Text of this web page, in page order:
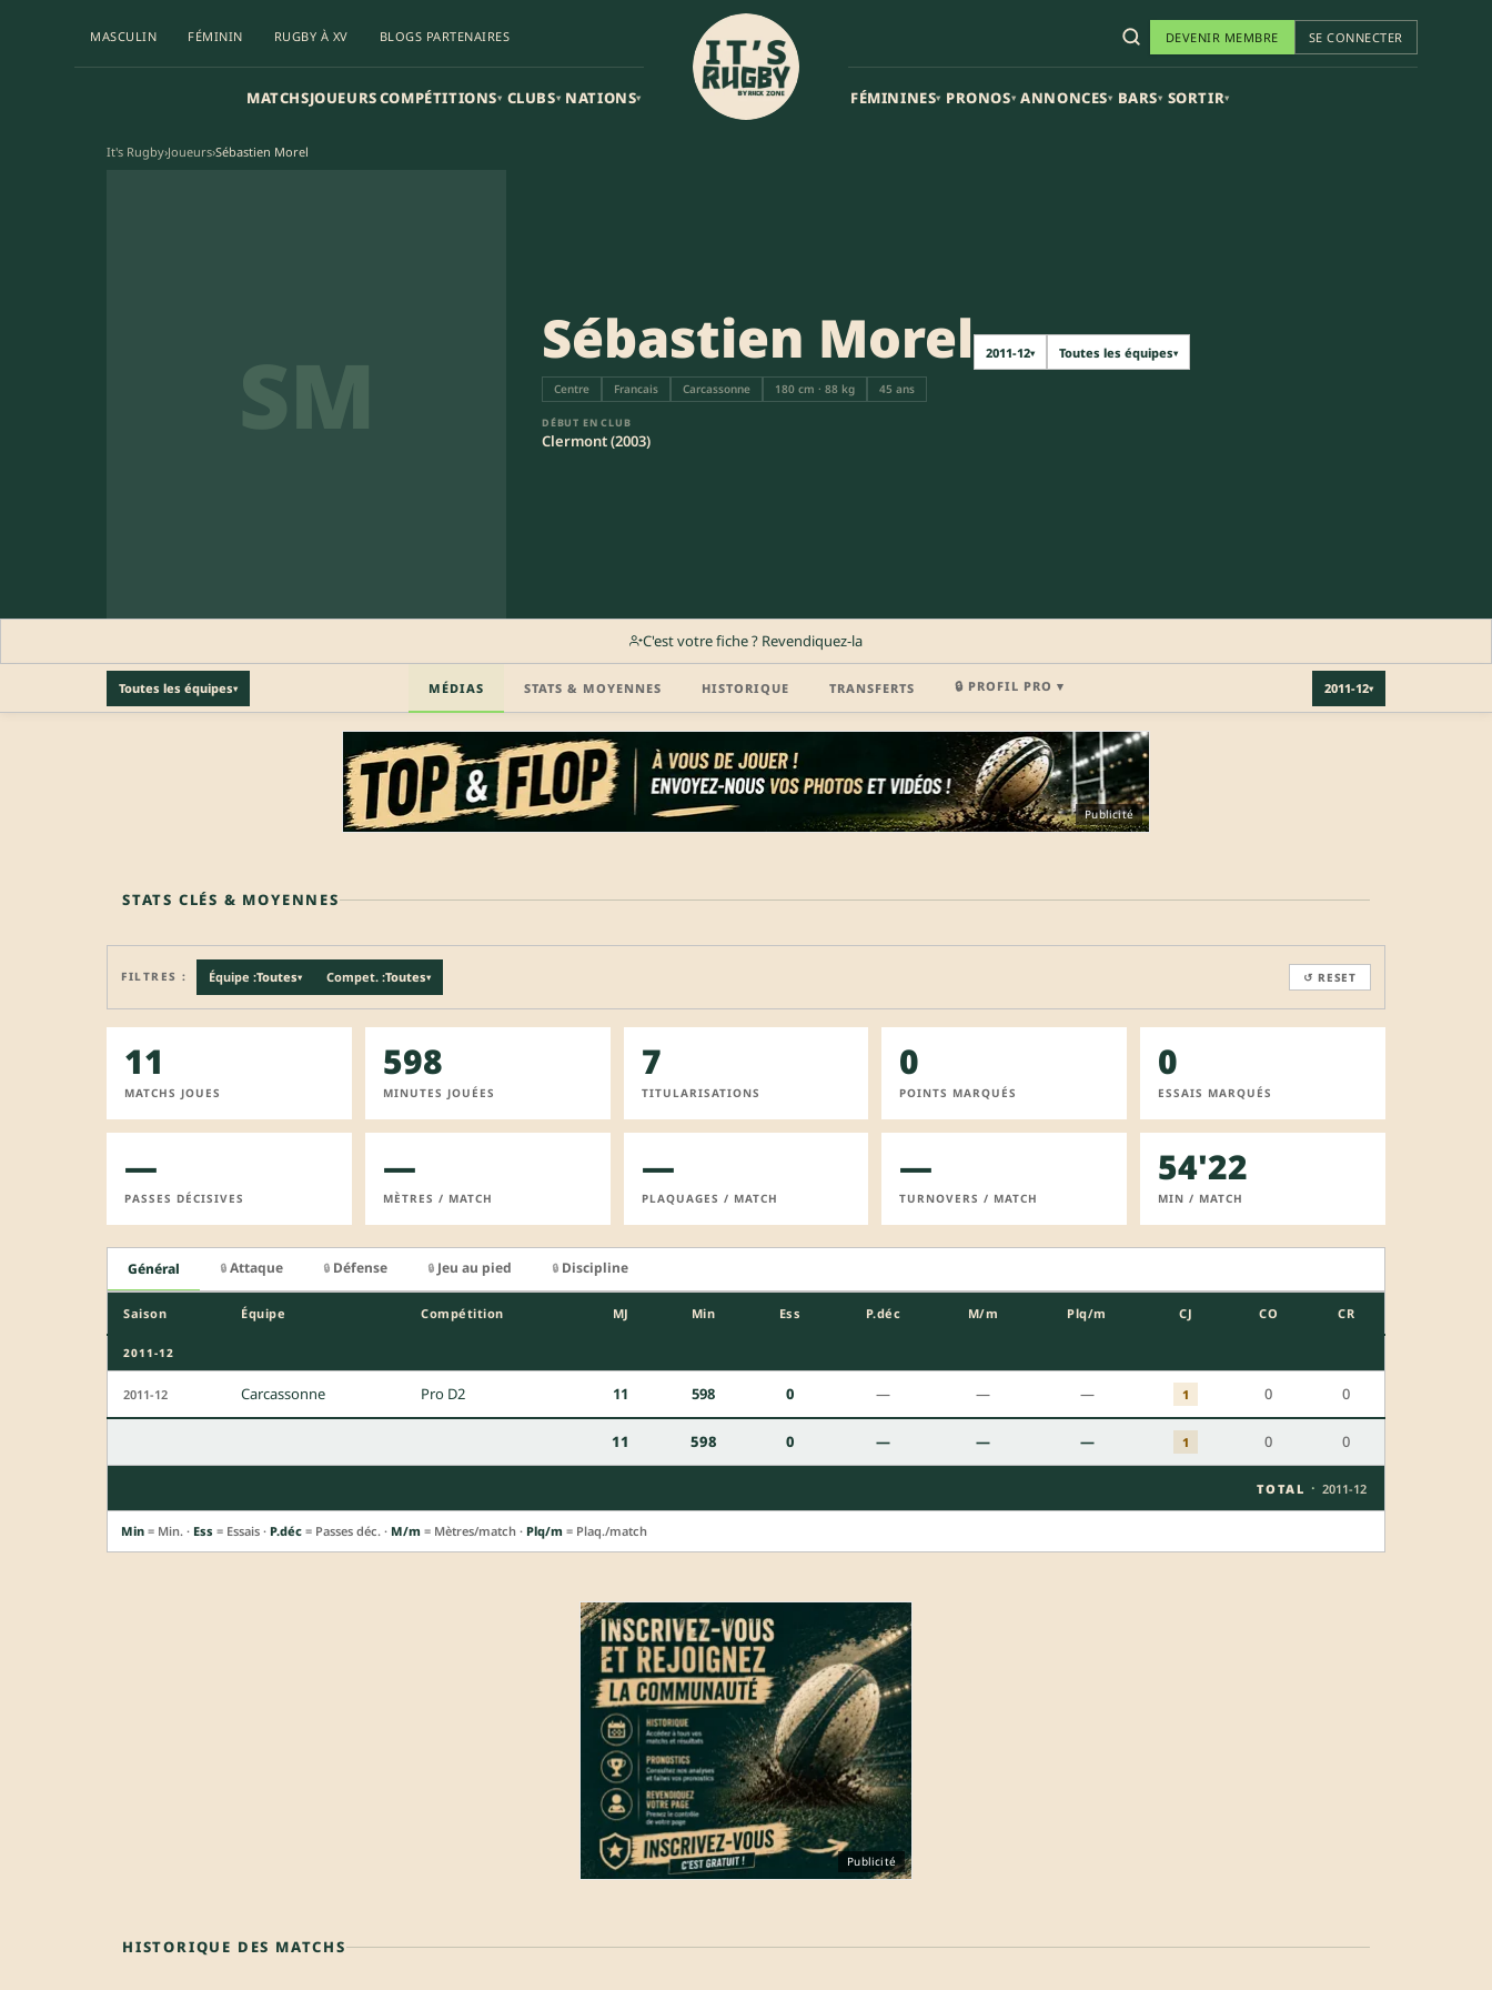
MASCULIN FÉMININ RUGBY À XV BLOGS PARTENAIRES
MATCHSJOUEURSCOMPÉTITIONS▾ CLUBS▾ NATIONS▾
DEVENIR MEMBRE SE CONNECTER
FÉMININES▾ PRONOS▾ ANNONCES▾ BARS▾ SORTIR▾
It's Rugby›Joueurs›Sébastien Morel
SM Sébastien Morel 2011-12▾ Toutes les équipes▾
Centre Francais Carcassonne 180 cm · 88 kg 45 ans
DÉBUT EN CLUB
Clermont (2003)
C'est votre fiche ? Revendiquez-la
MÉDIAS STATS & MOYENNES HISTORIQUE TRANSFERTS 🔒 PROFIL PRO ▾ 2011-12▾
Toutes les équipes▾
Profil pro · Réservé aux clubs REJOINDRE LA COMMUNAUTÉ
Publicité
STATS CLÉS & MOYENNES
FILTRES : Équipe :Toutes▾ Compet. :Toutes▾ ↺ RESET
11
MATCHS JOUES
598
MINUTES JOUÉES
7
TITULARISATIONS
0
POINTS MARQUÉS
0
ESSAIS MARQUÉS
—
PASSES DÉCISIVES
—
MÈTRES / MATCH
—
PLAQUAGES / MATCH
—
TURNOVERS / MATCH
54'22
MIN / MATCH
Général 🔒 Attaque 🔒 Défense 🔒 Jeu au pied 🔒 Discipline
Saison Équipe Compétition MJ Min Ess P.déc M/m Plq/m CJ CO CR
2011-12
2011-12 Carcassonne Pro D2 11 598 0 — — — 1 0 0
11 598 0 — — — 1 0 0
TOTAL · 2011-12
Min = Min. · Ess = Essais · P.déc = Passes déc. · M/m = Mètres/match · Plq/m = Plaq./match
Publicité
HISTORIQUE DES MATCHS